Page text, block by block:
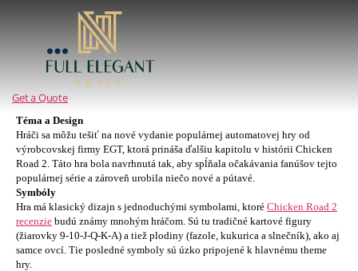
Get a Quote
Téma a Design
Hráči sa môžu tešiť na nové vydanie populárnej automatovej hry od
výrobcovskej firmy EGT, ktorá prináša ďalšiu kapitolu v histórii Chicken
Road 2. Táto hra bola navrhnutá tak, aby spĺňala očakávania fanúšov tejto
populárnej série a zároveň urobila niečo nové a pútavé.
Symbóly
Hra má klasický dizajn s jednoduchými symbolami, ktoré Chicken Road 2
recenzie budú známy mnohým hráčom. Sú tu tradičné kartové figury
(žiarovky 9-10-J-Q-K-A) a tiež plodiny (fazole, kukurica a slnečník), ako aj
samce ovcí. Tie posledné symboly sú úzko pripojené k hlavnému theme
hry.